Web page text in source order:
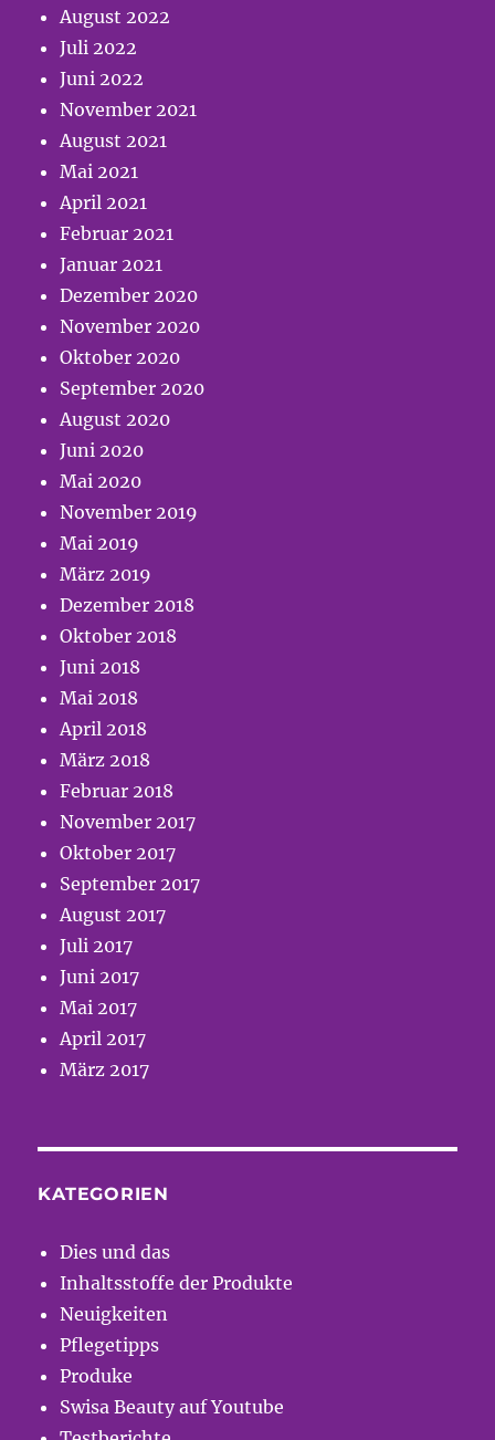
August 2022
Juli 2022
Juni 2022
November 2021
August 2021
Mai 2021
April 2021
Februar 2021
Januar 2021
Dezember 2020
November 2020
Oktober 2020
September 2020
August 2020
Juni 2020
Mai 2020
November 2019
Mai 2019
März 2019
Dezember 2018
Oktober 2018
Juni 2018
Mai 2018
April 2018
März 2018
Februar 2018
November 2017
Oktober 2017
September 2017
August 2017
Juli 2017
Juni 2017
Mai 2017
April 2017
März 2017
KATEGORIEN
Dies und das
Inhaltsstoffe der Produkte
Neuigkeiten
Pflegetipps
Produke
Swisa Beauty auf Youtube